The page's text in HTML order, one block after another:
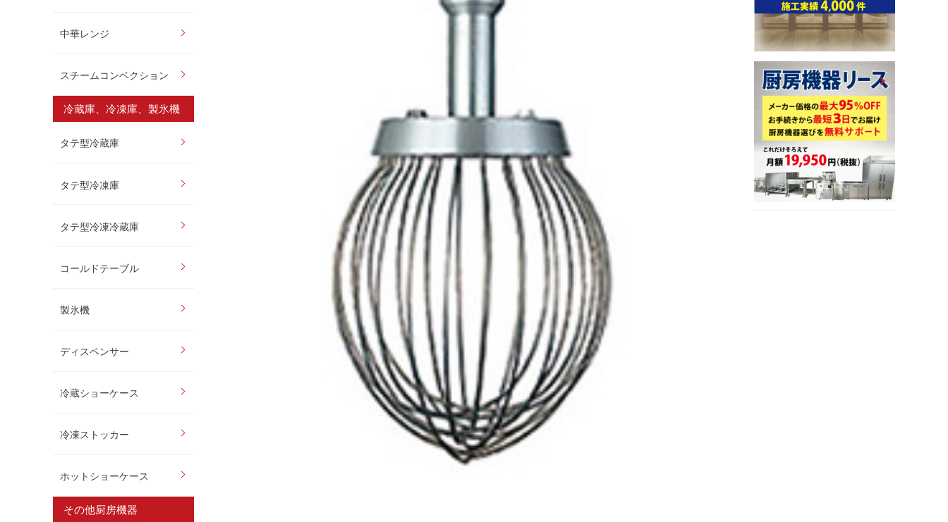
中華レンジ
スチームコンベクション
冷蔵庫、冷凍庫、製氷機
タテ型冷蔵庫
タテ型冷凍庫
タテ型冷凍冷蔵庫
コールドテーブル
製氷機
ディスペンサー
冷蔵ショーケース
冷凍ストッカー
ホットショーケース
その他厨房機器